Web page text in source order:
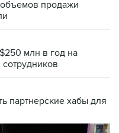
продажи
млн в год на
партнерские хабы для